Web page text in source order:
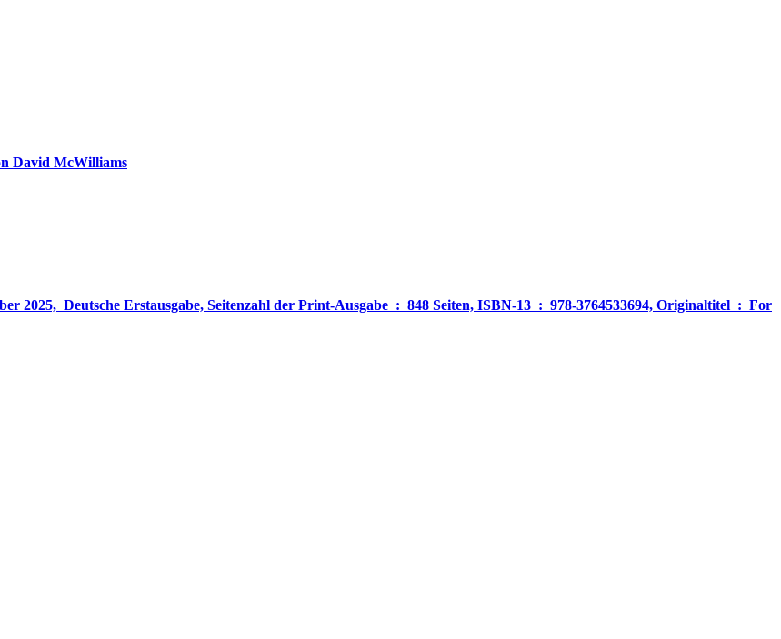
David McWilliams
der Print-Ausgabe ‏ : ‎ 848 Seiten, ISBN-13 ‏ : ‎ 978-3764533694, Originaltitel ‏ : ‎ For